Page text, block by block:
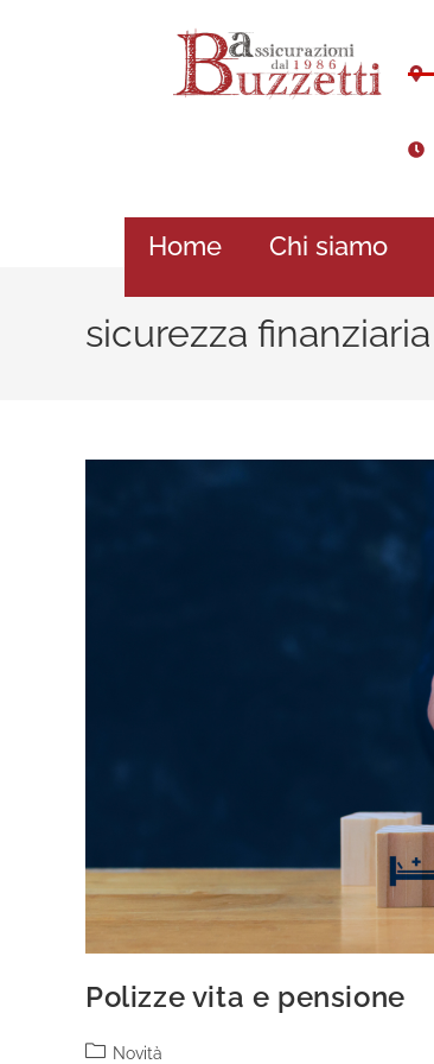
Home Chi siamo
sicurezza finanziaria
Polizze vita e pensione
Novità